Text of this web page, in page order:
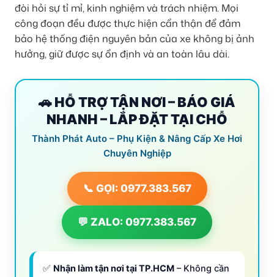
đòi hỏi sự tỉ mỉ, kinh nghiệm và trách nhiệm. Mọi
công đoạn đều được thực hiện cẩn thận để đảm
bảo hệ thống điện nguyên bản của xe không bị ảnh
hưởng, giữ được sự ổn định và an toàn lâu dài.
🚗 HỖ TRỢ TẬN NƠI – BÁO GIÁ
NHANH – LẮP ĐẶT TẠI CHỖ
Thành Phát Auto – Phụ Kiện & Nâng Cấp Xe Hơi
Chuyên Nghiệp
📞 GỌI: 0977.383.567
💬 ZALO: 0977.383.567
✅ Nhận làm tận nơi tại TP.HCM – Không cần